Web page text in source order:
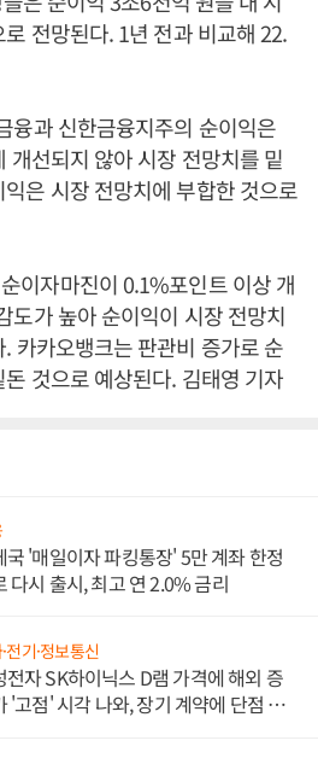
전망된다. 1년 전과 비교해 22.
융과 신한금융지주의 순이익은
개선되지 않아 시장 전망치를 밑
은 시장 전망치에 부합한 것으로
이자마진이 0.1%포인트 이상 개
도가 높아 순이익이 시장 전망치
카카오뱅크는 판관비 증가로 순
것으로 예상된다. 김태영 기자
국 '매일이자 파킹통장' 5만 계좌 한정
다시 출시, 최고 연 2.0% 금리
전기·정보통신
전자 SK하이닉스 D램 가격에 해외 증
'고점' 시각 나와, 장기 계약에 단점 부